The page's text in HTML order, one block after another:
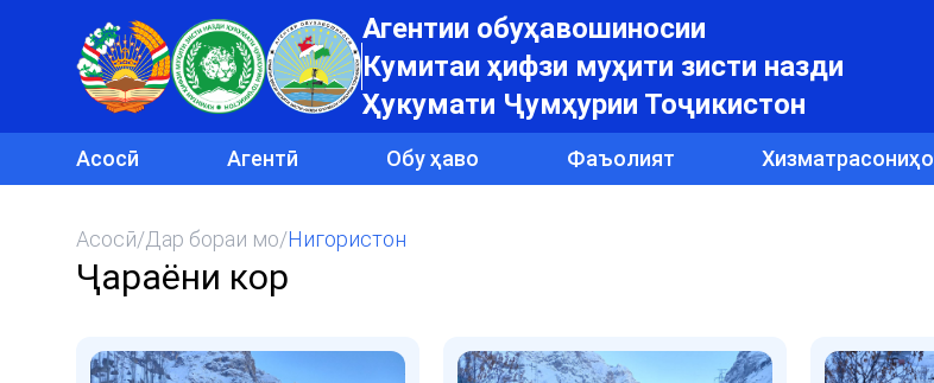
Агентии обуҳавошиносии
Кумитаи ҳифзи муҳити зисти назди
Ҳукумати Ҷумҳурии Тоҷикистон
Асосӣ Агентӣ Обу ҳаво Фаъолият Хизматрасониҳо
Асосӣ/Дар бораи мо/Нигористон
Ҷараёни кор